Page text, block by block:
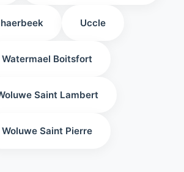
Uccle
Watermael Boitsfort
Saint Lambert
Woluwe Saint Pierre